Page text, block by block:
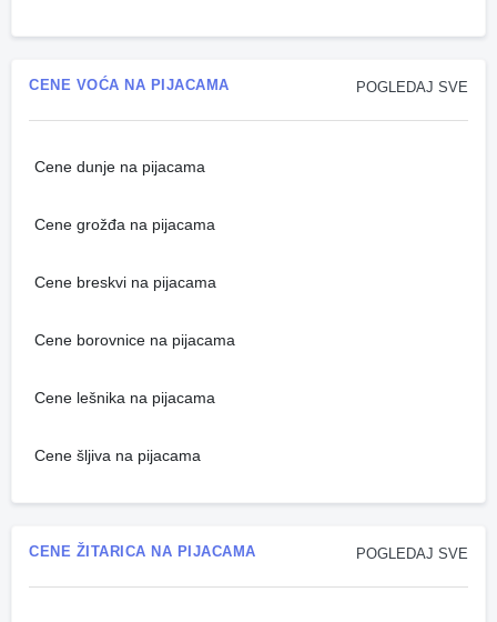
POGLEDAJ SVE
CENE VOĆA NA PIJACAMA
Cene dunje na pijacama
Cene grožđa na pijacama
Cene breskvi na pijacama
Cene borovnice na pijacama
Cene lešnika na pijacama
Cene šljiva na pijacama
POGLEDAJ SVE
CENE ŽITARICA NA PIJACAMA